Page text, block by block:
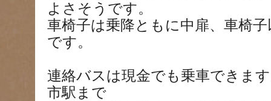
よさそうです。
車椅子は乗降ともに中扉、車椅
です。
連絡バスは現金でも乗車できま
市駅まで